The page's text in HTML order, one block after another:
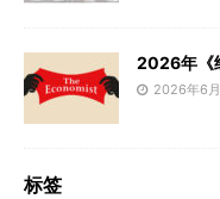
2026年《
2026年6
标签